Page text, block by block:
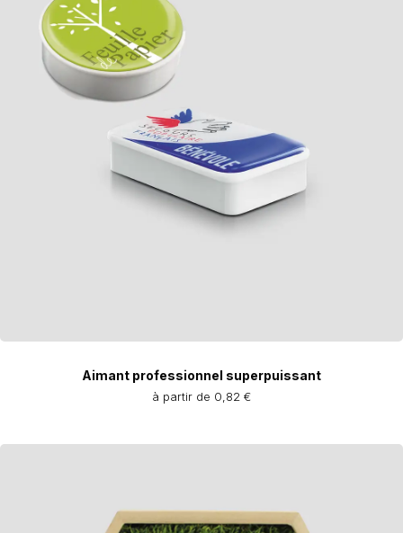
Aimant professionnel superpuissant
à partir de 0,82 €